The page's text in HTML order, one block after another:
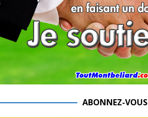
ABONNEZ-VOUS